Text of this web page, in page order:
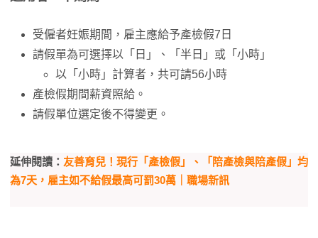
受僱者妊娠期間，雇主應給予產檢假7日
請假單為可選擇以「日」、「半日」或「小時」
以「小時」計算者，共可請56小時
產檢假期間薪資照給。
請假單位選定後不得變更。
延伸閱讀： 友善育兒！現行「產檢假」、「陪產檢與陪產假」均
為7天，雇主如不給假最高可罰30萬｜職場新訊